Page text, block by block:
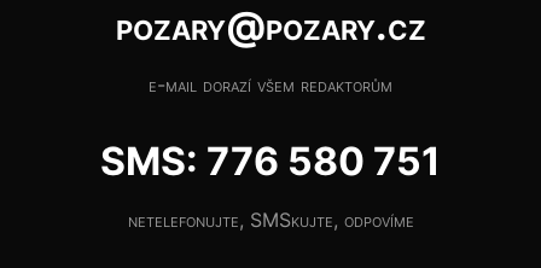
pozary@pozary.cz
e-mail dorazí všem redaktorům
SMS: 776 580 751
netelefonujte, SMSkujte, odpovíme